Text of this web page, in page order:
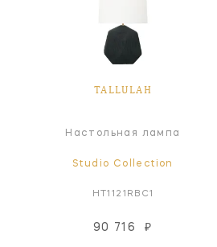
TALLULAH
Настольная лампа
Studio Collection
HT1121RBC1
90 716 ₽